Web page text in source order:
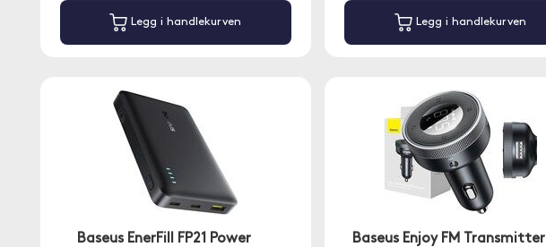
Legg i handlekurven Legg i handlekurven
Baseus EnerFill FP21 Power
Baseus Enjoy FM Transmitter